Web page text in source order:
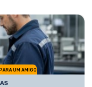
UM AMIGO